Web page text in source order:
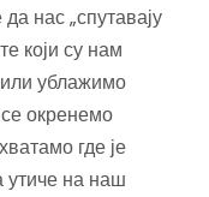
нас „спутавају
који су нам
ублажимо
окренемо
где је
на наш